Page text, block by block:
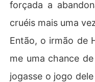
forçada a
cruéis mais uma
Então, o irmão de
me uma chance
jogasse o jogo